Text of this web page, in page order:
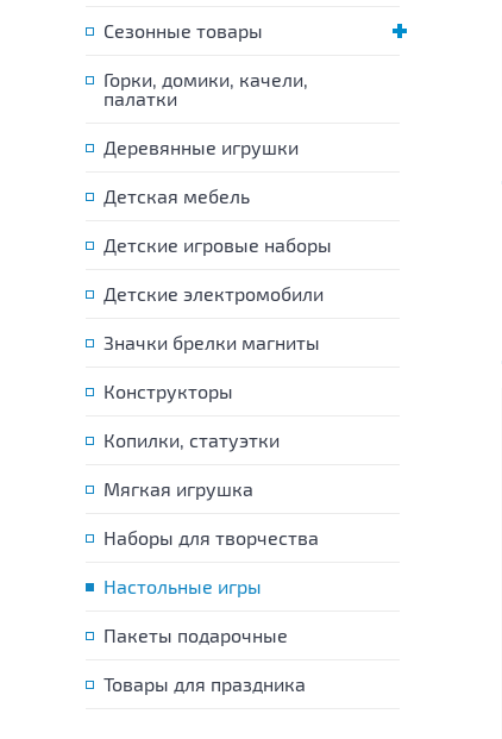
Сезонные товары
Горки, домики, качели,
палатки
Деревянные игрушки
Детская мебель
Детские игровые наборы
Детские электромобили
Значки брелки магниты
Конструкторы
Копилки, статуэтки
Мягкая игрушка
Наборы для творчества
Настольные игры
Пакеты подарочные
Товары для праздника
Игра настольная
Игра настольная "Школа